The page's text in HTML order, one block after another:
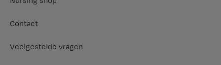
Contact
Veelgestelde vragen